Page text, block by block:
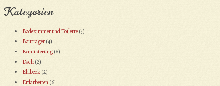
Kategorien
Badezimmer und Toilette(3)
Bauträger(4)
Bemusterung(6)
Dach(2)
Ehlbeck(2)
Erdarbeiten(6)